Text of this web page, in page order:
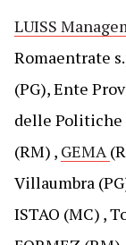
LUISS
Romaentrate
(PG), Ente
delle Politiche
(RM) , GEMA
Villaumbra
ISTAO (MC) ,